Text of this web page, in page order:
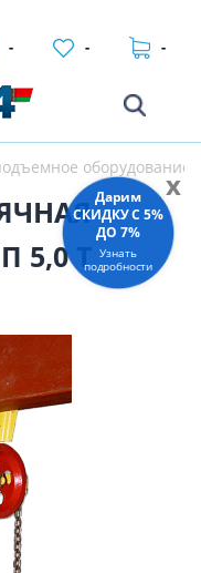
- - -
оборудование
5,0 Т
x
Дарим
СКИДКУ C 5%
ДО 7%
Узнать
подробности